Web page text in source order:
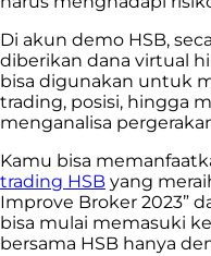
Di akun demo HSB,
diberikan dana virtual
bisa digunakan untuk
trading, posisi, hingga
menganalisa
Kamu bisa
trading HSB yang
Improve Broker 2023”
bisa mulai memasuki
bersama HSB hanya